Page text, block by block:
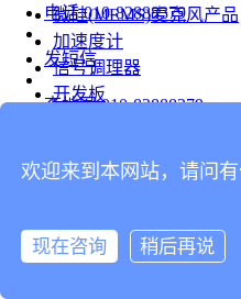
微硅(MEMS)麦克风产品
加速度计
信号调理器
开发板
台式仪表
连接器
电话 010-82888379
发短信
查地图 010-82888379
分享
欢迎来到本网站，请问有
现在咨询 稍后再说